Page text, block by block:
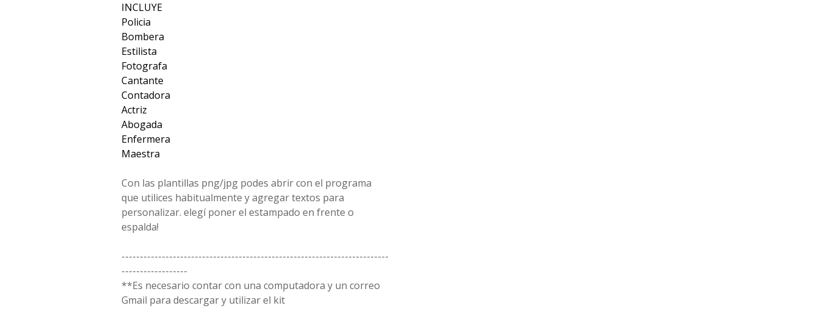
INCLUYE
Policia
Bombera
Estilista
Fotografa
Cantante
Contadora
Actriz
Abogada
Enfermera
Maestra
Con las plantillas png/jpg podes abrir con el programa
que utilices habitualmente y agregar textos para
personalizar. elegí poner el estampado en frente o
espalda!
-------------------------------------------------------------------------
------------------
**Es necesario contar con una computadora y un correo
Gmail para descargar y utilizar el kit